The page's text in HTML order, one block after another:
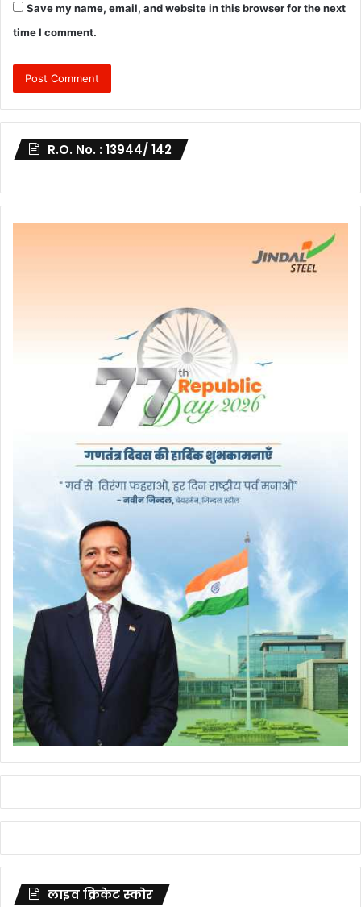
Save my name, email, and website in this browser for the next
time I comment.
R.O. No. : 13944/ 142
लाइव क्रिकेट स्कोर